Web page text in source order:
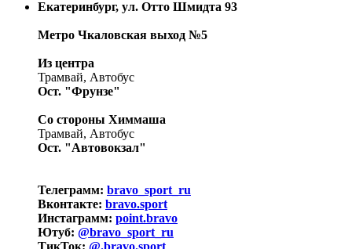
Екатеринбург, ул. Отто Шмидта 93
Метро Чкаловская выход №5
Из центра
Трамвай, Автобус
Ост. "Фрунзе"
Со стороны Химмаша
Трамвай, Автобус
Ост. "Автовокзал"
Телеграмм: bravo_sport_ru
Вконтакте: bravo.sport
Инстаграмм: point.bravo
Ютуб: @bravo_sport_ru
ТикТок: @.bravo.sport